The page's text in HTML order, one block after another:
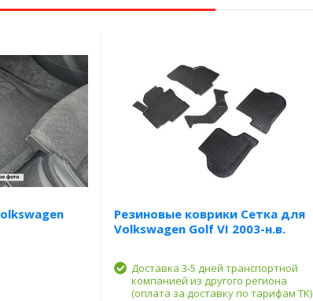
Резиновые коврики Сетка для
Volkswagen Golf VI 2003-н.в.
Доставка 3-5 дней транспортной
компанией из другого региона
(оплата за доставку по тарифам ТК)